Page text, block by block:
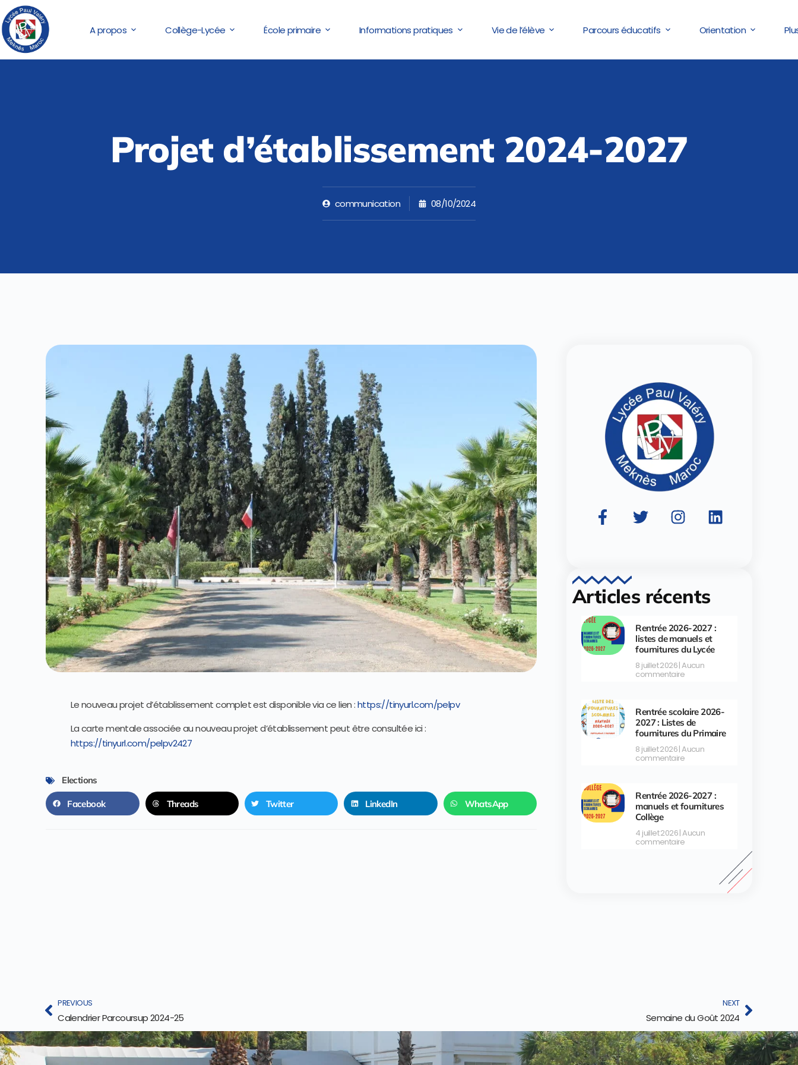
A propos Collège-Lycée École primaire Informations pratiques Vie de l’élève Parcours éducatifs Orientation
Projet d’établissement 2024-2027
communication 08/10/2024
Le nouveau projet d’établissement complet est disponible via ce lien :https://tinyurl.com/pelpv
La carte mentale associée au nouveau projet d’établissement peut être consultée ici :
https://tinyurl.com/pelpv2427
Elections
Facebook Threads Twitter LinkedIn WhatsApp
Articles récents
Rentrée 2026-2027 :
listes de manuels et
fournitures du Lycée
8 juillet 2026 Aucun
commentaire
Rentrée scolaire 2026-
2027 : Listes de
fournitures du Primaire
8 juillet 2026 Aucun
commentaire
Rentrée 2026-2027 :
manuels et fournitures
Collège
4 juillet 2026 Aucun
commentaire
PREVIOUS
Calendrier Parcoursup 2024-25
NEXT
Semaine du Goût 2024